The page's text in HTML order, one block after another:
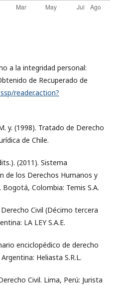
a la integridad personal:
de Recuperado de
reader.action?
y. (1998). Tratado de Derecho
de Chile.
(2011). Sistema
de los Derechos Humanos y
Colombia: Temis S.A.
Civil (Décimo tercera
LA LEY S.A.E.
enciclopédico de derecho
Heliasta S.R.L.
Civil. Lima, Perú: Jurista